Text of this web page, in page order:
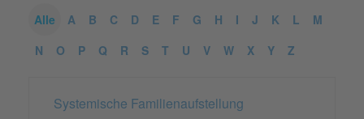
Alle A B C D E F G H I J K L
M
N
O P Q R S T U V W X Y Z
Systemische Familienaufstellung